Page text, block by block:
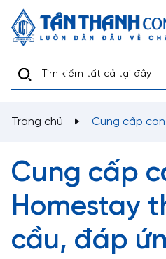
Trang chủ
Cung cấp
Homestay
cầu, đáp